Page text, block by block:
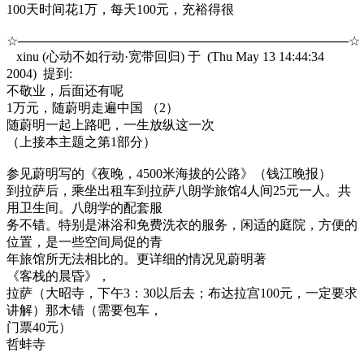
100天时间花1万，每天100元，充裕得很
☆─────────────────────────────────────☆
xinu (心动不如行动·宽带回归) 于 (Thu May 13 14:44:34
2004) 提到:
不敬业，后面还有呢
1万元，随蔚明走遍中国 （2）
随蔚明一起上路吧，一生放纵这一次
（上接本主题之第1部分）
参见蔚明写的《夜晚，4500米海拔的公路》（钱江晚报）
到拉萨后，乘坐出租车到拉萨八朗学旅馆4人间25元一人。共
用卫生间。八朗学的配套服
务不错。特别是淋浴和免费洗衣的服务，闲适的庭院，方便的
位置，是一些空间局促的青
年旅馆所无法相比的。更详细的情况见蔚明著
《客栈的晨昏》，
拉萨（大昭寺，下午3：30以后去；布达拉宫100元，一定要求
讲解）那木错（需要包车，
门票40元）
哲蚌寺